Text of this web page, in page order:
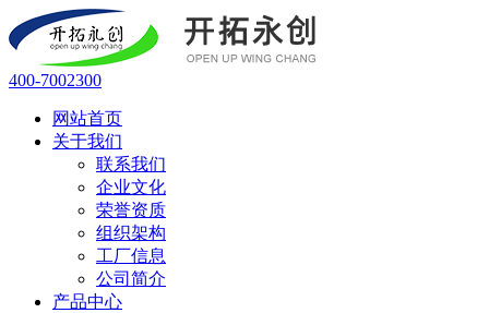
400-7002300
网站首页
关于我们
联系我们
企业文化
荣誉资质
组织架构
工厂信息
公司简介
产品中心